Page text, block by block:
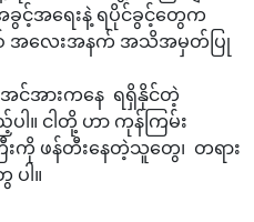
င့်အရေးနဲ့ ရပိုင်ခွင့်တွေက
စ် အလေးအနက် အသိအမှတ်ပြု
င်အားကနေ ရရှိနိုင်တဲ့
ါ။ ငါတို့ ဟာ ကုန်ကြမ်း
ကို ဖန်တီးနေတဲ့သူတွေ၊ တရား
ါ။